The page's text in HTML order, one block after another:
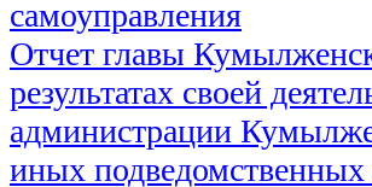
самоуправления
Отчет главы
результатах своей
администрации
иных подведомственных